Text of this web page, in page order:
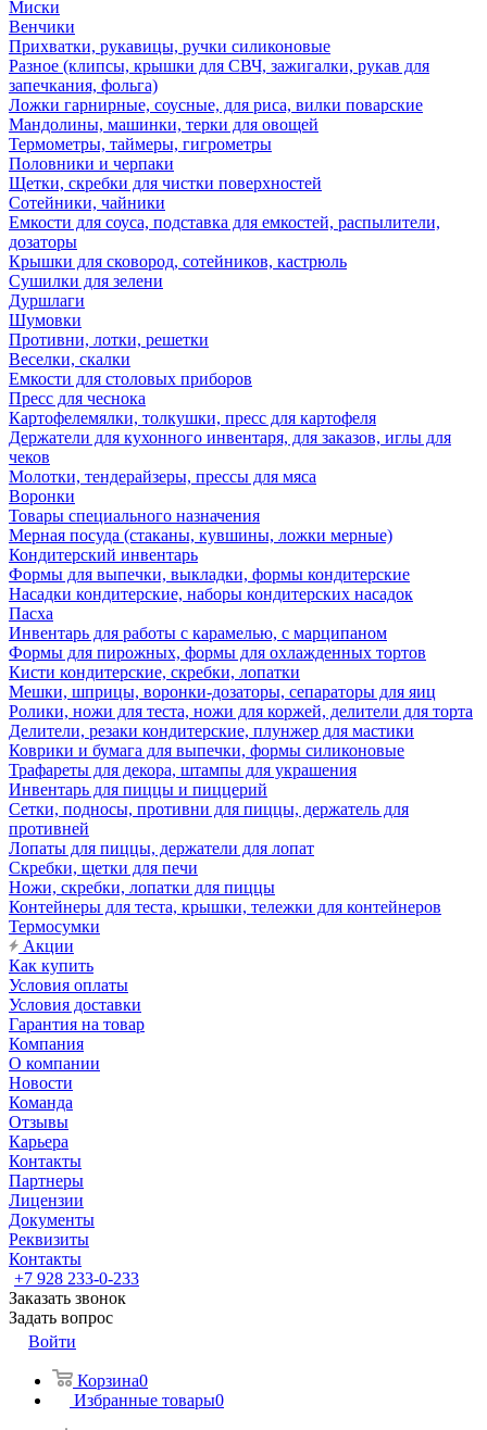
Миски
Венчики
Прихватки, рукавицы, ручки силиконовые
Разное (клипсы, крышки для СВЧ, зажигалки, рукав для
запечкания, фольга)
Ложки гарнирные, соусные, для риса, вилки поварские
Мандолины, машинки, терки для овощей
Термометры, таймеры, гигрометры
Половники и черпаки
Щетки, скребки для чистки поверхностей
Сотейники, чайники
Емкости для соуса, подставка для емкостей, распылители,
дозаторы
Крышки для сковород, сотейников, кастрюль
Сушилки для зелени
Дуршлаги
Шумовки
Противни, лотки, решетки
Веселки, скалки
Емкости для столовых приборов
Пресс для чеснока
Картофелемялки, толкушки, пресс для картофеля
Держатели для кухонного инвентаря, для заказов, иглы для
чеков
Молотки, тендерайзеры, прессы для мяса
Воронки
Товары специального назначения
Мерная посуда (стаканы, кувшины, ложки мерные)
Кондитерский инвентарь
Формы для выпечки, выкладки, формы кондитерские
Насадки кондитерские, наборы кондитерских насадок
Пасха
Инвентарь для работы с карамелью, с марципаном
Формы для пирожных, формы для охлажденных тортов
Кисти кондитерские, скребки, лопатки
Мешки, шприцы, воронки-дозаторы, сепараторы для яиц
Ролики, ножи для теста, ножи для коржей, делители для торта
Делители, резаки кондитерские, плунжер для мастики
Коврики и бумага для выпечки, формы силиконовые
Трафареты для декора, штампы для украшения
Инвентарь для пиццы и пиццерий
Сетки, подносы, противни для пиццы, держатель для
противней
Лопаты для пиццы, держатели для лопат
Скребки, щетки для печи
Ножи, скребки, лопатки для пиццы
Контейнеры для теста, крышки, тележки для контейнеров
Термосумки
Акции
Как купить
Условия оплаты
Условия доставки
Гарантия на товар
Компания
О компании
Новости
Команда
Отзывы
Карьера
Контакты
Партнеры
Лицензии
Документы
Реквизиты
Контакты
+7 928 233-0-233
Заказать звонок
Задать вопрос
Войти
Корзина0
Избранные товары0